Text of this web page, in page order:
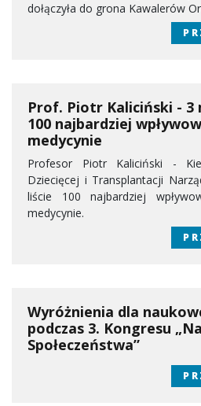
dołączyła do grona Kawalerów
Prof. Piotr Kaliciński - 3
100 najbardziej
medycynie
Profesor Piotr Kaliciński -
Dziecięcej i Transplantacji
liście 100 najbardziej
medycynie.
Wyróżnienia dla
podczas 3. Kongresu
Społeczeństwa”